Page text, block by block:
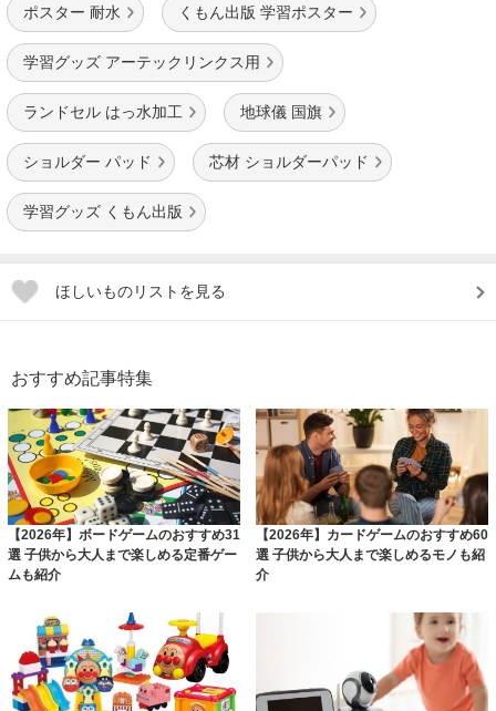
ポスター 耐水 くもん出版 学習ポスター
学習グッズ アーテックリンクス用
ランドセル はっ水加工 地球儀 国旗
ショルダー パッド 芯材 ショルダーパッド
学習グッズ くもん出版
ほしいものリストを見る
おすすめ記事特集
【2026年】ボードゲームのおすすめ31
選 子供から大人まで楽しめる定番ゲー
ムも紹介
【2026年】カードゲームのおすすめ60
選 子供から大人まで楽しめるモノも紹
介